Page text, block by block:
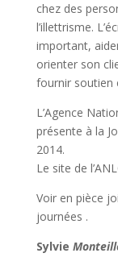
chez des
l’illettrisme.
important,
orienter son
fournir soutien
L’Agence
présente à la
2014.
Le site de
Voir en pièce
journées .
Sylvie